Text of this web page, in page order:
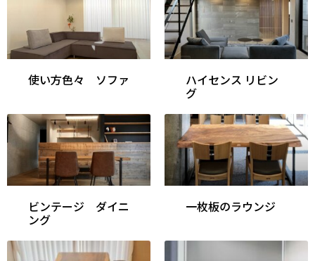
使い方色々 ソファ ハイセンス リビン
グ
ビンテージ ダイニ
ング
一枚板のラウンジ